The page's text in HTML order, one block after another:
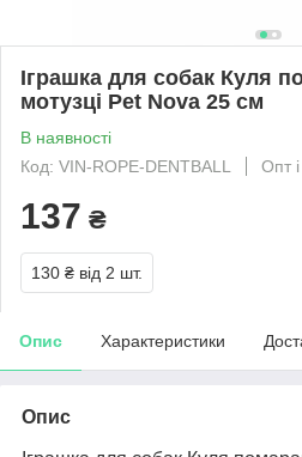
Іграшка для собак Куля
мотузці Pet Nova 25 см
В наявності
Код: VIN-ROPE-DENTBALL
Опт
137 ₴
130 ₴ від 2 шт.
Опис Характеристики
Опис